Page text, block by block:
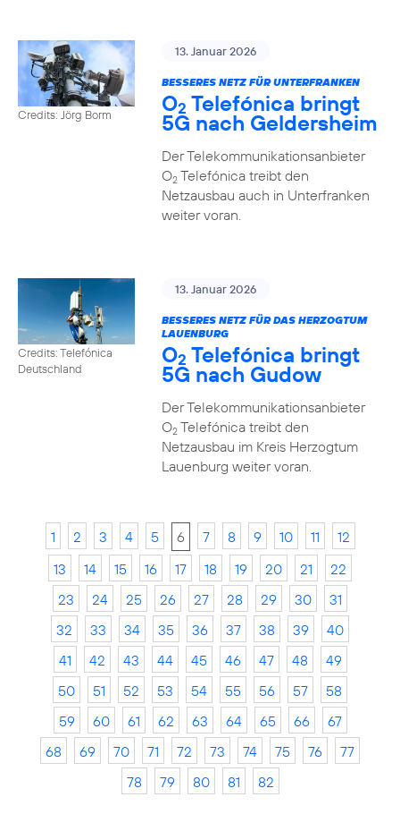
Credits: Jörg Borm
13. Januar 2026
BESSERES NETZ FÜR UNTERFRANKEN
O2 Telefónica bringt
5G nach Geldersheim
Der Telekommunikationsanbieter
O2Telefónica treibt den
Netzausbau auch in Unterfranken
weiter voran.
Credits: Telefónica
Deutschland
13. Januar 2026
BESSERES NETZ FÜR DAS HERZOGTUM
LAUENBURG
O2 Telefónica bringt
5G nach Gudow
Der Telekommunikationsanbieter
O2Telefónica treibt den
Netzausbau im Kreis Herzogtum
Lauenburg weiter voran.
1 2 3 4 5 6 7 8 9 10 11
12
13
14 15 16 17 18 19 20 21
22
23
24 25 26 27 28 29 30
31
32
33 34 35 36 37 38 39
40
41
42 43 44 45 46 47 48
49
50
51 52 53 54 55 56 57
58
59
60 61 62 63 64 65 66
67
68
69 70 71 72 73 74 75 76
77
78
79 80 81 82